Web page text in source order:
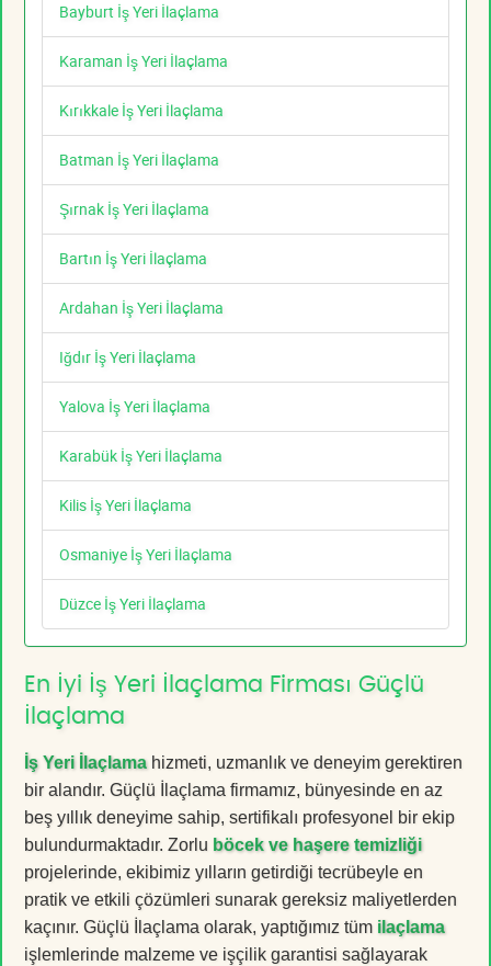
Bayburt İş Yeri İlaçlama
Karaman İş Yeri İlaçlama
Kırıkkale İş Yeri İlaçlama
Batman İş Yeri İlaçlama
Şırnak İş Yeri İlaçlama
Bartın İş Yeri İlaçlama
Ardahan İş Yeri İlaçlama
Iğdır İş Yeri İlaçlama
Yalova İş Yeri İlaçlama
Karabük İş Yeri İlaçlama
Kilis İş Yeri İlaçlama
Osmaniye İş Yeri İlaçlama
Düzce İş Yeri İlaçlama
En İyi İş Yeri İlaçlama Firması Güçlü
İlaçlama
İş Yeri İlaçlamahizmeti, uzmanlık ve deneyim gerektiren
bir alandır. Güçlü İlaçlama firmamız, bünyesinde en az
beş yıllık deneyime sahip, sertifikalı profesyonel bir ekip
bulundurmaktadır. Zorlu böcek ve haşere temizliği
projelerinde, ekibimiz yılların getirdiği tecrübeyle en
pratik ve etkili çözümleri sunarak gereksiz maliyetlerden
kaçınır. Güçlü İlaçlama olarak, yaptığımız tüm ilaçlama
işlemlerinde malzeme ve işçilik garantisi sağlayarak